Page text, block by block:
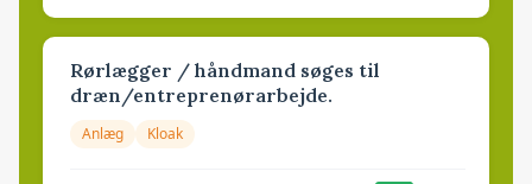
Rørlægger / håndmand søges til
dræn/entreprenørarbejde.
Anlæg Kloak